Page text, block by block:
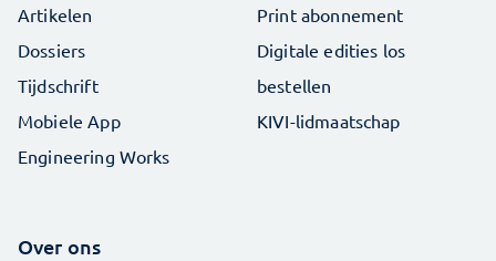
Artikelen
Dossiers
Tijdschrift
Mobiele App
Engineering Works
Print abonnement
Digitale edities los
bestellen
KIVI-lidmaatschap
Over ons